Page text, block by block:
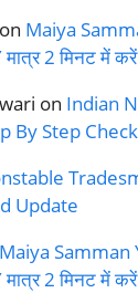
on Maiya
2 मिनट में करें
on Indian
By Step Check
Update
Maiya Samman
2 मिनट में करें